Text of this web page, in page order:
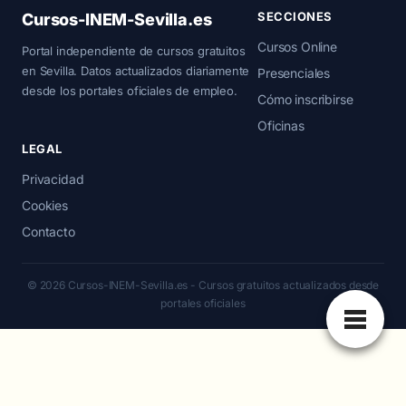
Cursos-INEM-Sevilla.es
Portal independiente de cursos gratuitos
en Sevilla. Datos actualizados diariamente
desde los portales oficiales de empleo.
SECCIONES
Cursos Online
Presenciales
Cómo inscribirse
Oficinas
LEGAL
Privacidad
Cookies
Contacto
© 2026 Cursos-INEM-Sevilla.es - Cursos gratuitos actualizados desde
portales oficiales